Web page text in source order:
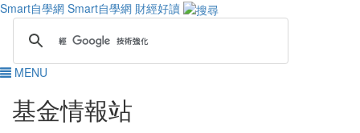
Smart自學網 Smart自學網 財經好讀
MENU
基金情報站